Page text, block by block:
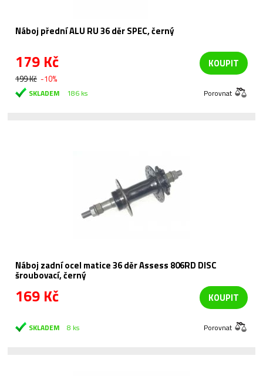
Náboj přední ALU RU 36 děr SPEC, černý
179 Kč
199 Kč -10%
KOUPIT
SKLADEM 186 ks Porovnat
Náboj zadní ocel matice 36 děr Assess 806RD DISC
šroubovací, černý
169 Kč KOUPIT
SKLADEM 8 ks Porovnat